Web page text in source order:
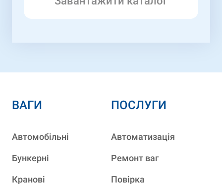
ВАГИ
Автомобільні
Бункерні
Кранові
ПОСЛУГИ
Автоматизація
Ремонт ваг
Повірка